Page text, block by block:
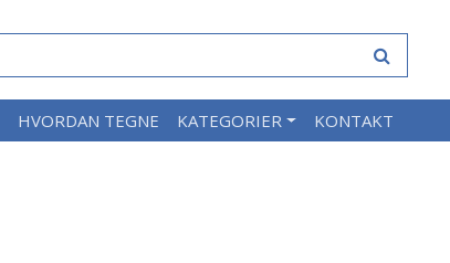
HVORDAN TEGNE KATEGORIER KONTAKT